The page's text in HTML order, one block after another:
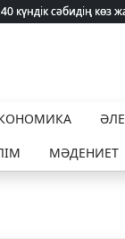
күндік сәбидің
күндік сәбидің
МӘДЕНИЕТ